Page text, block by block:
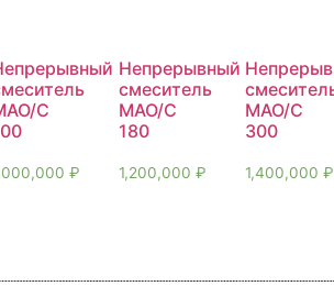
C
₽
Непрерывный
смеситель
MAO/C
180
1,200,000 ₽
MAO/C
300
1,400,000₽